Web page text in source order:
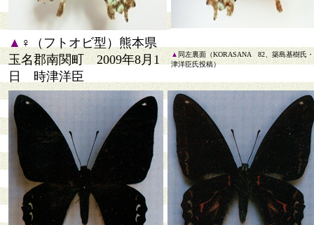
▲ ♀（フトオビ型）熊本県
玉名郡南関町 2009年8月1
日 時津洋臣
▲ 同左裏面（KORASANA 82、築島基樹氏
津洋臣氏投稿）